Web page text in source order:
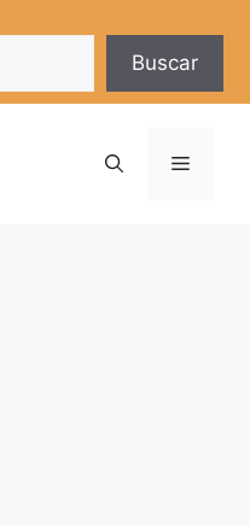
Buscar
Menú